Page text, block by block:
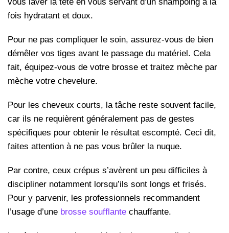
fois hydratant et doux.
Pour ne pas compliquer le soin, assurez-vous de bien
démêler vos tiges avant le passage du matériel. Cela
fait, équipez-vous de votre brosse et traitez mèche par
mèche votre chevelure.
Pour les cheveux courts, la tâche reste souvent facile,
car ils ne requièrent généralement pas de gestes
spécifiques pour obtenir le résultat escompté. Ceci dit,
faites attention à ne pas vous brûler la nuque.
Par contre, ceux crépus s’avèrent un peu difficiles à
discipliner notamment lorsqu’ils sont longs et frisés.
Pour y parvenir, les professionnels recommandent
l’usage d’une brosse soufflante chauffante.